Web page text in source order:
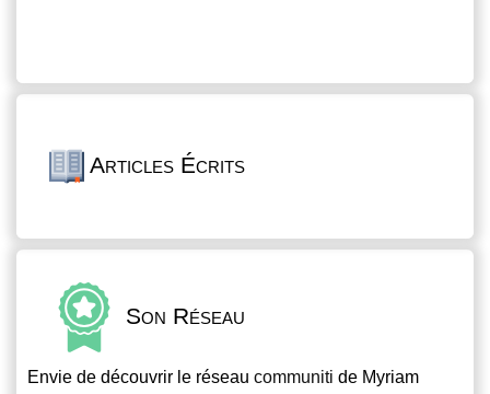
Articles Écrits
Son Réseau
Envie de découvrir le réseau communiti de Myriam